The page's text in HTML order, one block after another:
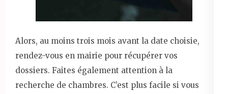
Alors, au moins trois mois avant la date choisie,
rendez-vous en mairie pour récupérer vos
dossiers. Faites également attention à la
recherche de chambres. C’est plus facile si vous